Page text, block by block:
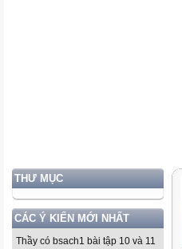
THƯ MỤC
CÁC Ý KIẾN MỚI NHẤT
Thầy có bsach1 bài tập 10 và 11